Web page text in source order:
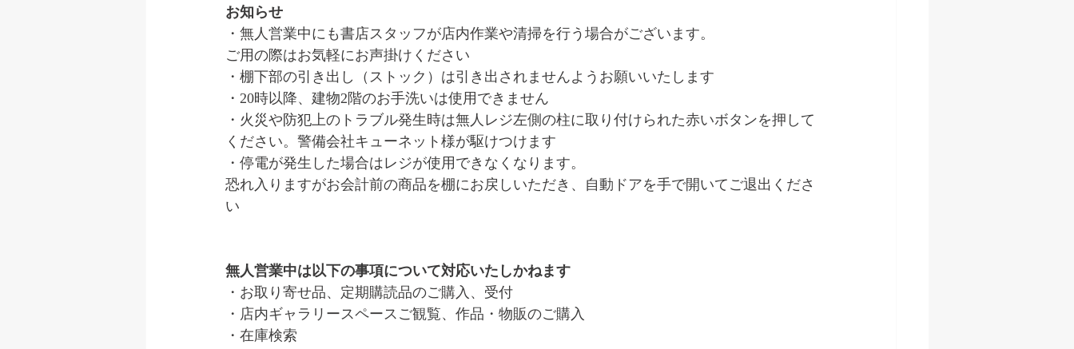
お知らせ
・無人営業中にも書店スタッフが店内作業や清掃を行う場合がございます。
ご用の際はお気軽にお声掛けください
・棚下部の引き出し（ストック）は引き出されませんようお願いいたします
・20時以降、建物2階のお手洗いは使用できません
・火災や防犯上のトラブル発生時は無人レジ左側の柱に取り付けられた赤いボタンを押して
ください。警備会社キューネット様が駆けつけます
・停電が発生した場合はレジが使用できなくなります。
恐れ入りますがお会計前の商品を棚にお戻しいただき、自動ドアを手で開いてご退出くださ
い
無人営業中は以下の事項について対応いたしかねます
・お取り寄せ品、定期購読品のご購入、受付
・店内ギャラリースペースご観覧、作品・物販のご購入
・在庫検索